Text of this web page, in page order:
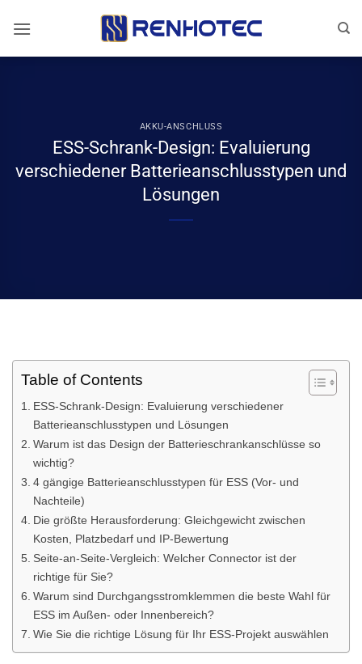
Inhalt
AKKU-ANSCHLUSS
ESS-Schrank-Design: Evaluierung
verschiedener Batterieanschlusstypen und
Lösungen
Table of Contents
ESS-Schrank-Design: Evaluierung verschiedener
Batterieanschlusstypen und Lösungen
Warum ist das Design der Batterieschrankanschlüsse so
wichtig?
4 gängige Batterieanschlusstypen für ESS (Vor- und
Nachteile)
Die größte Herausforderung: Gleichgewicht zwischen
Kosten, Platzbedarf und IP-Bewertung
Seite-an-Seite-Vergleich: Welcher Connector ist der
richtige für Sie?
Warum sind Durchgangsstromklemmen die beste Wahl für
ESS im Außen- oder Innenbereich?
Wie Sie die richtige Lösung für Ihr ESS-Projekt auswählen